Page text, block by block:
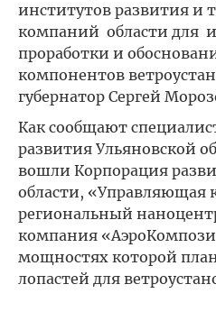
институтов развития и
компаний области для
проработки и
компонентов
губернатор Сергей
Как сообщают
развития Ульяновской
вошли Корпорация
области, «Управляющая
региональный
компания
мощностях которой
лопастей для